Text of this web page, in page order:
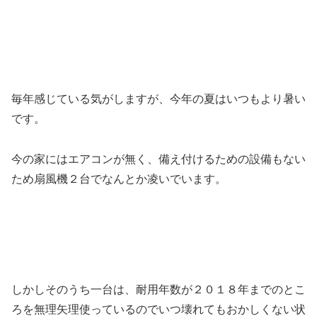
毎年感じている気がしますが、今年の夏はいつもより暑い
です。
今の家にはエアコンが無く、備え付けるための設備もない
ため扇風機２台でなんとか凌いでいます。
しかしそのうち一台は、耐用年数が２０１８年までのとこ
ろを無理矢理使っているのでいつ壊れてもおかしくない状